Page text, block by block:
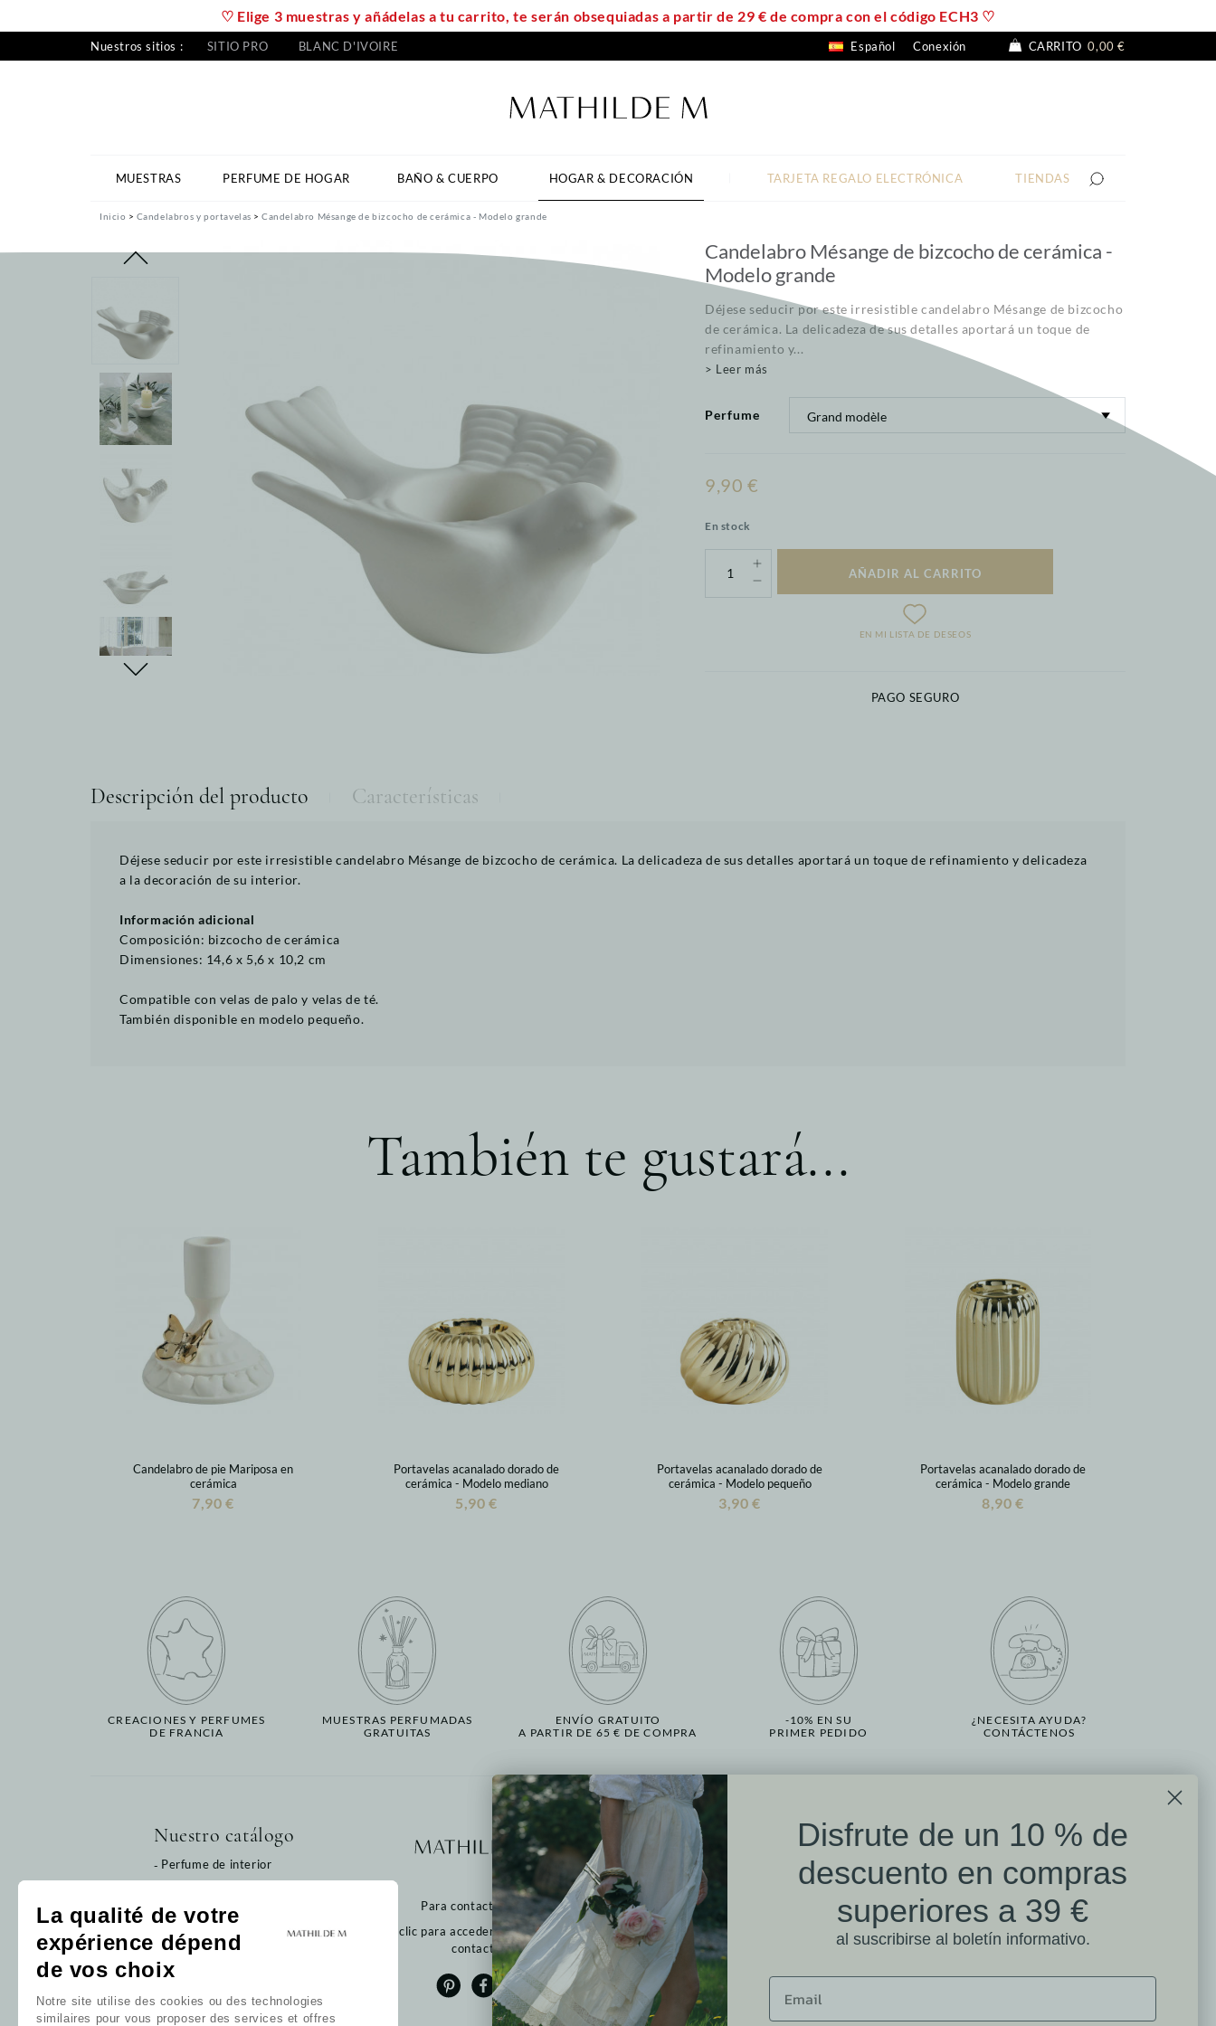
La qualité de votre
expérience dépend
de vos choix
Notre site utilise des cookies ou des technologies
similaires pour vous proposer des services et offres
♡ Elige 3 muestras y añádelas a tu carrito, te serán obsequiadas a partir de 29 € de compra con el código ECH3 ♡
Nuestros sitios : SITIO PRO BLANC D'IVOIRE Español Conexión CARRITO 0,00 €
MUESTRAS PERFUME DE HOGAR BAÑO & CUERPO HOGAR & DECORACIÓN TARJETA REGALO ELECTRÓNICA TIENDAS
Inicio Candelabros y portavelas Candelabro Mésange de bizcocho de cerámica - Modelo grande
Candelabro Mésange de bizcocho de cerámica -
Modelo grande
Déjese seducir por este irresistible candelabro Mésange de bizcocho
de cerámica. La delicadeza de sus detalles aportará un toque de
refinamiento y...
> Leer más
Perfume
9,90 €
En stock
AÑADIR AL CARRITO
EN MI LISTA DE DESEOS
PAGO SEGURO
Descripción del producto Características
Déjese seducir por este irresistible candelabro Mésange de bizcocho de cerámica. La delicadeza de sus detalles aportará un toque de refinamiento y delicadeza
a la decoración de su interior.
Información adicional
Composición: bizcocho de cerámica
Dimensiones: 14,6 x 5,6 x 10,2 cm
Compatible con velas de palo y velas de té.
También disponible en modelo pequeño.
También te gustará...
Candelabro de pie Mariposa en
cerámica
7,90 €
Portavelas acanalado dorado de
cerámica - Modelo mediano
5,90 €
Portavelas acanalado dorado de
cerámica - Modelo pequeño
3,90 €
Portavelas acanalado dorado de
cerámica - Modelo grande
8,90 €
CREACIONES Y PERFUMES
DE FRANCIA
MUESTRAS PERFUMADAS
GRATUITAS
ENVÍO GRATUITO
A PARTIR DE 65 € DE COMPRA
-10% EN SU
PRIMER PEDIDO
¿NECESITA AYUDA?
CONTÁCTENOS
Nuestro catálogo
Perfume de interior
Baño
Decoración
Bebé
Tarjeta regalo
Nuestras colecciones
Nuestros perfumes
Para contactarnos:
Haga clic para acceder al formulario de
contacto
Más información
Nuestros puntos de venta
Contactarnos
Devoluciones
FAQ
CGV
Cookies
Política de privacidad
Avisos legales
Reseñas de clientes
Mathilde M.
4.6 /5
384 reseñas
Profitez de 10% de remise
dès 39 € d'achat
en vous inscrivant à la newsletter
Disfrute de un 10 % de
descuento en compras
superiores a 39 €
al suscribirse al boletín informativo.